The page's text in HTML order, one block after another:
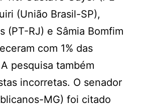
(União Brasil-SP),
(PT-RJ) e Sâmia Bomfim
com 1% das
pesquisa também
incorretas. O senador
MG) foi citado